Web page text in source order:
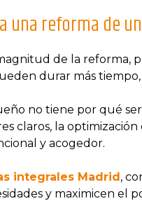
una reforma de
de la reforma,
durar más
no tiene por qué
claros, la
y acogedor.
integrales Madrid,
y maximicen el